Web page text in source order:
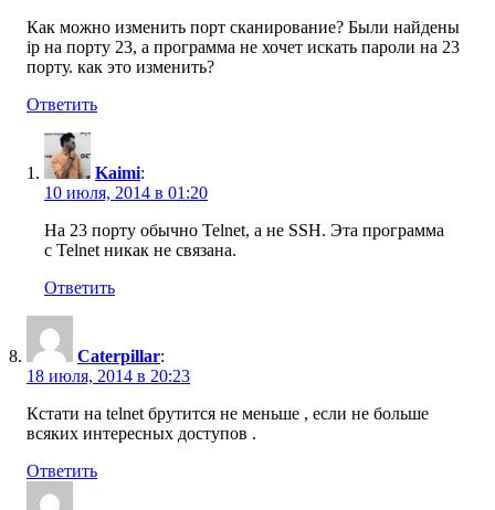
Как можно изменить порт сканирование? Были найдены
ip на порту 23, а программа не хочет искать пароли на 23
порту. как это изменить?
Ответить
Kaimi:
10 июля, 2014 в 01:20
На 23 порту обычно Telnet, а не SSH. Эта программа
с Telnet никак не связана.
Ответить
Caterpillar:
18 июля, 2014 в 20:23
Кстати на telnet брутится не меньше , если не больше
всяких интересных доступов .
Ответить